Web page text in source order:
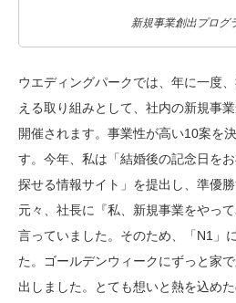
新規事業創出プログ
ウエディングパークでは、年に一度
える取り組みとして、社内の新規事
開催されます。事業性が高い10案を
す。今年、私は「結婚後の記念日を
探せる情報サイト」を提出し、準優
元々、社長に『私、新規事業をやっ
言っていました。そのため、「N1」
た。ゴールデンウィークにずっと家
出しました。とても想いと熱を込め